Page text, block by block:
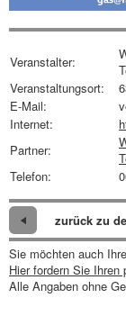
Veranstalter:
Veranstaltungsort:
E-Mail:
Internet:
Partner:
Telefon:
zurück zu
Sie möchten auch
Hier fordern Sie Ihren
Alle Angaben ohne